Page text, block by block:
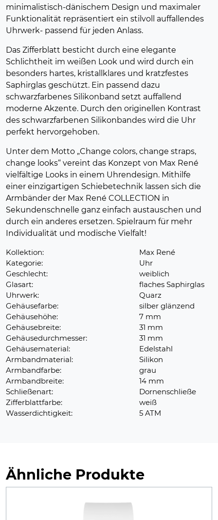
minimalistisch-dänischem Design und maximaler
Funktionalität repräsentiert ein stilvoll auffallendes
Uhrwerk- passend für jeden Anlass.
Das Zifferblatt besticht durch eine elegante
Schlichtheit im weißen Look und wird durch ein
besonders hartes, kristallklares und kratzfestes
Saphirglas geschützt. Ein passend dazu
schwarzfarbenes Silikonband setzt auffallend
moderne Akzente. Durch den originellen Kontrast
des schwarzfarbenen Silikonbandes wird die Uhr
perfekt hervorgehoben.
Unter dem Motto „Change colors, change straps,
change looks“ vereint das Konzept von Max René
vielfältige Looks in einem Uhrendesign. Mithilfe
einer einzigartigen Schiebetechnik lassen sich die
Armbänder der Max René COLLECTION in
Sekundenschnelle ganz einfach austauschen und
durch ein anderes ersetzen. Spielraum für mehr
Individualität und modische Vielfalt!
Kollektion:
Max René
Kategorie:
Uhr
Geschlecht:
weiblich
Glasart:
flaches Saphirglas
Uhrwerk:
Quarz
Gehäusefarbe:
silber glänzend
Gehäusehöhe:
7 mm
Gehäusebreite:
31 mm
Gehäusedurchmesser:
31 mm
Gehäusematerial:
Edelstahl
Armbandmaterial:
Silikon
Armbandfarbe:
grau
Armbandbreite:
14 mm
Schließenart:
Dornenschließe
Zifferblattfarbe:
weiß
Wasserdichtigkeit:
5 ATM
Ähnliche Produkte